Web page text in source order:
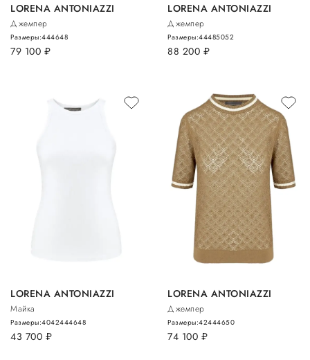
LORENA ANTONIAZZI
Джемпер
79 100 руб.
Размеры:444648
LORENA ANTONIAZZI
Джемпер
88 200 руб.
Размеры:44485052
LORENA ANTONIAZZI
Майка
43 700 руб.
Размеры:4042444648
LORENA ANTONIAZZI
Джемпер
74 100 руб.
Размеры:42444650